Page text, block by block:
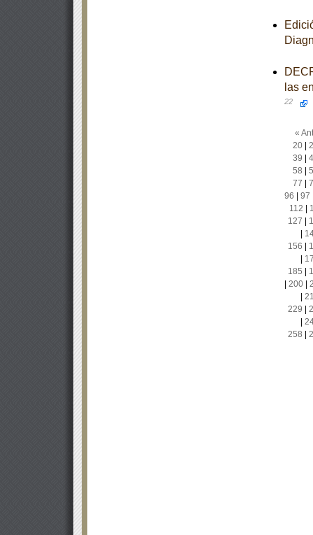
las
22
«
20|
39
58
77
96
97
112
127
156
185
200|
229
258